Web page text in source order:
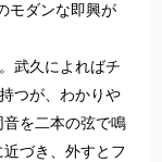
モダンな即興が
武久によればチ
つが、わかりや
を二本の弦で鳴
づき、外すとフ